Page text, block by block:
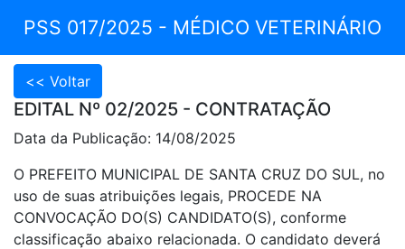
PSS 017/2025 - MÉDICO VETERINÁRIO
EDITAL Nº 02/2025 - CONTRATAÇÃO
Data da Publicação: 14/08/2025
O PREFEITO MUNICIPAL DE SANTA CRUZ DO SUL, no
uso de suas atribuições legais, PROCEDE NA
CONVOCAÇÃO DO(S) CANDIDATO(S), conforme
classificação abaixo relacionada. O candidato deverá